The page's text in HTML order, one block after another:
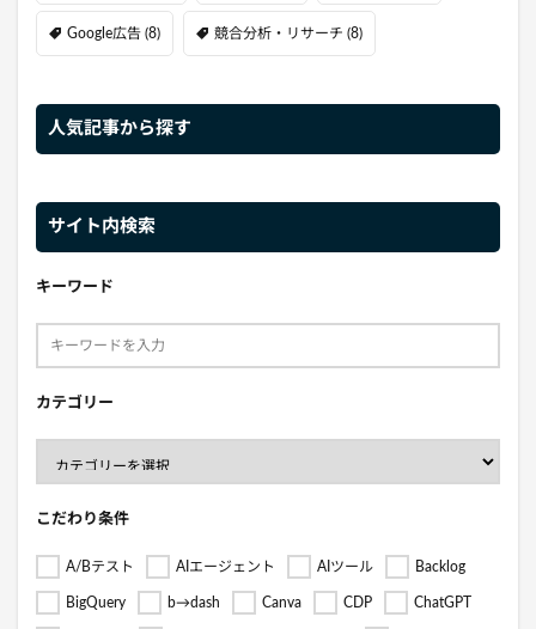
Google広告 (8) 競合分析・リサーチ (8)
人気記事から探す
サイト内検索
キーワード
カテゴリー
こだわり条件
A/Bテスト AIエージェント AIツール Backlog
BigQuery b→dash Canva CDP ChatGPT